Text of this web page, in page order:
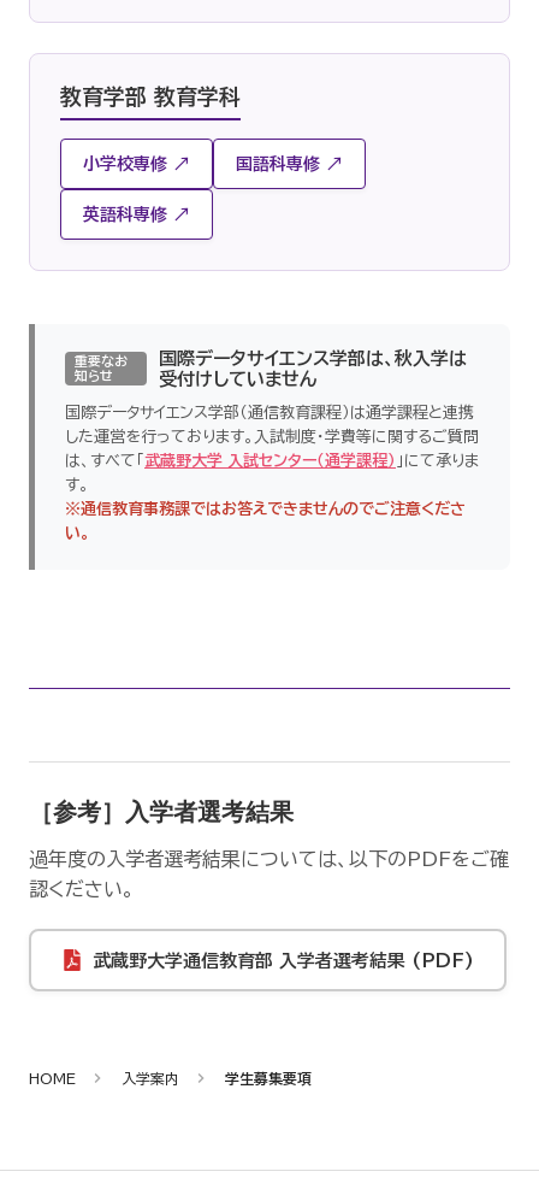
教育学部 教育学科
小学校専修 ↗ 国語科専修 ↗
英語科専修 ↗
重要なお
知らせ
国際データサイエンス学部は、秋入学は
受付けしていません
国際データサイエンス学部（通信教育課程）は通学課程と連携
した運営を行っております。入試制度・学費等に関するご質問
は、すべて「 武蔵野大学 入試センター（通学課程） 」にて承りま
す。
※通信教育事務課ではお答えできませんのでご注意くださ
い。
［参考］入学者選考結果
過年度の入学者選考結果については、以下のPDFをご確
認ください。
武蔵野大学通信教育部 入学者選考結果 (PDF)
HOME 入学案内 学生募集要項